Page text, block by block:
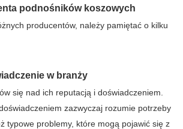
podnośników koszowych
producentów, należy pamiętać o kilku
w branży
się nad ich reputacją i doświadczeniem.
zazwyczaj rozumie potrzeby
typowe problemy, które mogą pojawić się z